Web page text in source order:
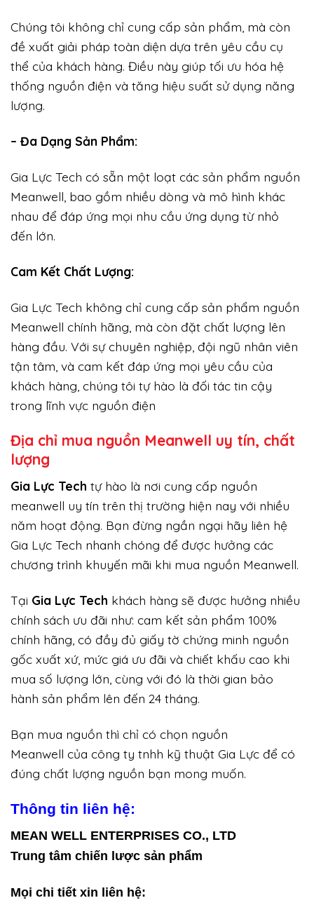
Chúng tôi không chỉ cung cấp sản phẩm, mà còn
đề xuất giải pháp toàn diện dựa trên yêu cầu cụ
thể của khách hàng. Điều này giúp tối ưu hóa hệ
thống nguồn điện và tăng hiệu suất sử dụng năng
lượng.
– Đa Dạng Sản Phẩm:
Gia Lực Tech có sẵn một loạt các sản phẩm nguồn
Meanwell, bao gồm nhiều dòng và mô hình khác
nhau để đáp ứng mọi nhu cầu ứng dụng từ nhỏ
đến lớn.
Cam Kết Chất Lượng:
Gia Lực Tech không chỉ cung cấp sản phẩm nguồn
Meanwell chính hãng, mà còn đặt chất lượng lên
hàng đầu. Với sự chuyên nghiệp, đội ngũ nhân viên
tận tâm, và cam kết đáp ứng mọi yêu cầu của
khách hàng, chúng tôi tự hào là đối tác tin cậy
trong lĩnh vực nguồn điện
Địa chỉ mua nguồn Meanwell uy tín, chất
lượng
Gia Lực Tech tự hào là nơi cung cấp nguồn
meanwell uy tín trên thị trường hiện nay với nhiều
năm hoạt động. Bạn đừng ngần ngại hãy liên hệ
Gia Lực Tech nhanh chóng để được hưởng các
chương trình khuyến mãi khi mua nguồn Meanwell.
Tại Gia Lực Tech khách hàng sẽ được hưởng nhiều
chính sách ưu đãi như: cam kết sản phẩm 100%
chính hãng, có đầy đủ giấy tờ chứng minh nguồn
gốc xuất xứ, mức giá ưu đãi và chiết khấu cao khi
mua số lượng lớn, cùng với đó là thời gian bảo
hành sản phẩm lên đến 24 tháng.
Bạn mua nguồn thì chỉ có chọn nguồn
Meanwell của công ty tnhh kỹ thuật Gia Lực để có
đúng chất lượng nguồn bạn mong muốn.
Thông tin liên hệ:
MEAN WELL ENTERPRISES CO., LTD
Trung tâm chiến lược sản phẩm
Mọi chi tiết xin liên hệ: